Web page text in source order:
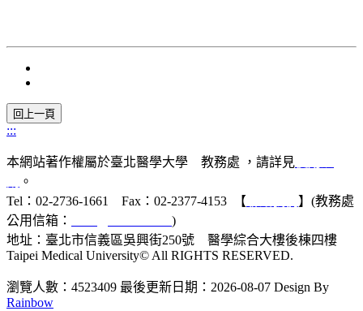
:::
本網站著作權屬於臺北醫學大學 教務處 ，請詳見
。
Tel：02-2736-1661 Fax：02-2377-4153 【
】(教務處
公用信箱：
)
地址：臺北市信義區吳興街250號 醫學綜合大樓後棟四樓
Taipei Medical University© All RIGHTS RESERVED.
瀏覽人數：4523409 最後更新日期：2026-08-07 Design By
Rainbow